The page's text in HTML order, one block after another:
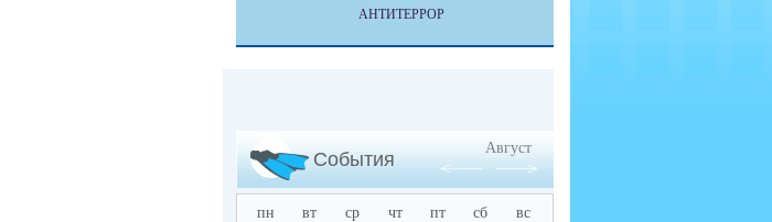
АНТИТЕРРОР
События
Август
пн вт ср чт пт сб вс